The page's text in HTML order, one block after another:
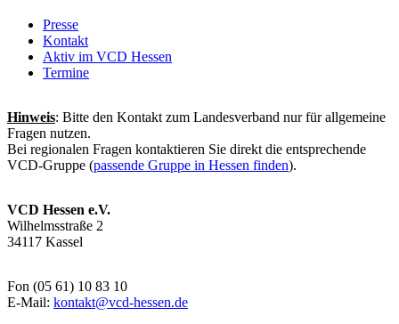
Presse
Kontakt
Aktiv im VCD Hessen
Termine
Hinweis: Bitte den Kontakt zum Landesverband nur für allgemeine
Fragen nutzen.
Bei regionalen Fragen kontaktieren Sie direkt die entsprechende
VCD-Gruppe (passende Gruppe in Hessen finden).
VCD Hessen e.V.
Wilhelmsstraße 2
34117 Kassel
Fon (05 61) 10 83 10
E-Mail: kontakt@vcd-hessen.de